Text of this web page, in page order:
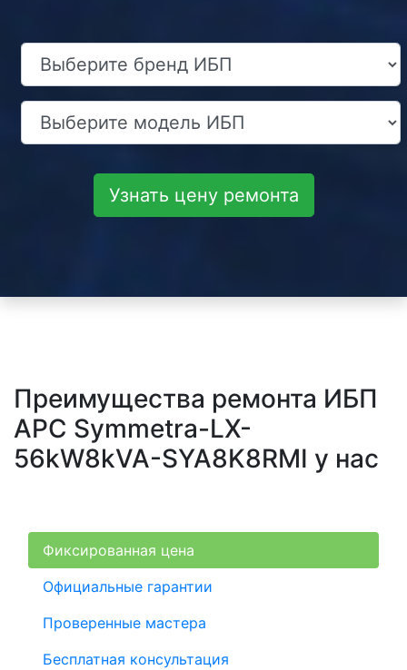
Узнать цену ремонта
Преимущества ремонта ИБП
APC Symmetra-LX-
56kW8kVA-SYA8K8RMI у нас
Фиксированная цена
Официальные гарантии
Проверенные мастера
Бесплатная консультация